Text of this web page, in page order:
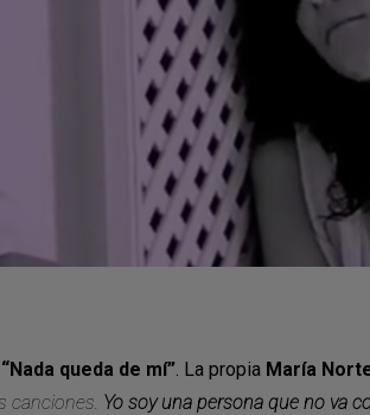
“Nada queda de mí” . La propia María
canciones. Yo soy una persona que no va